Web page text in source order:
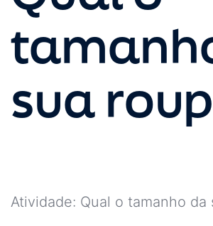
sua
Atividade: Qual o tamanho da